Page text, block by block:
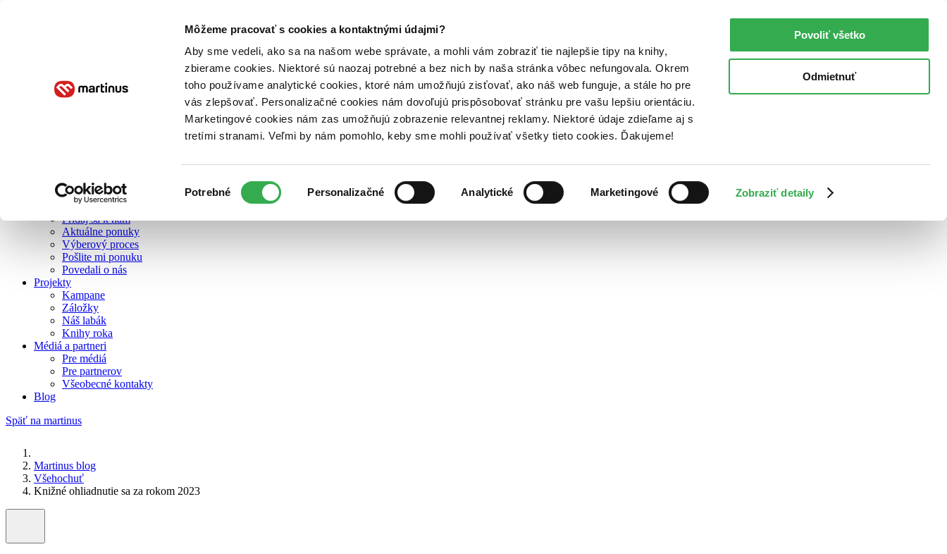
Môžeme pracovať s cookies a kontaktnými údajmi?
Aby sme vedeli, ako sa na našom webe správate, a mohli vám zobraziť tie najlepšie tipy na knihy,
zbierame cookies. Niektoré sú naozaj potrebné a bez nich by naša stránka vôbec nefungovala. Okrem
toho používame analytické cookies, ktoré nám umožňujú zisťovať, ako náš web funguje, a stále ho pre
vás zlepšovať. Personalizačné cookies nám dovoľujú prispôsobovať stránku pre vašu lepšiu orientáciu.
Marketingové cookies nám zas umožňujú zobrazenie relevantnej reklamy. Niektoré údaje zdieľame aj s
tretími stranami. Veľmi by nám pomohlo, keby sme mohli používať všetky tieto cookies. Ďakujeme!
súhlasu
Potrebné Personalizačné Analytické Marketingové Zobraziť detaily
Povoliť všetko
Odmietnuť
O nás
Zelený Martinus
Nerobíme rozdiely
Pridaj sa k nám
Aktuálne ponuky
Výberový proces
Pošlite mi ponuku
Povedali o nás
Projekty
Kampane
Záložky
Náš labák
Knihy roka
Médiá a partneri
Pre médiá
Pre partnerov
Všeobecné kontakty
Blog
Späť na martinus
Martinus blog
Všehochuť
Knižné ohliadnutie sa za rokom 2023